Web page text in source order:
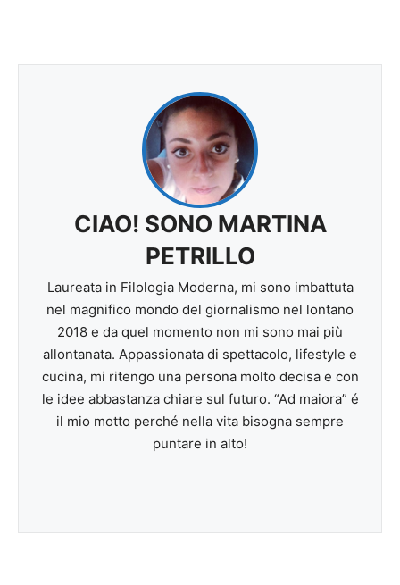
CIAO! SONO MARTINA
PETRILLO
Laureata in Filologia Moderna, mi sono imbattuta
nel magnifico mondo del giornalismo nel lontano
2018 e da quel momento non mi sono mai più
allontanata. Appassionata di spettacolo, lifestyle e
cucina, mi ritengo una persona molto decisa e con
le idee abbastanza chiare sul futuro. “Ad maiora” é
il mio motto perché nella vita bisogna sempre
puntare in alto!